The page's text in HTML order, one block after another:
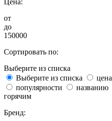
Цена:
от
до
150000
Сортировать по:
Выберите из списка
Выберите из списка
цена
популярности
названию
горячим
Бренд: